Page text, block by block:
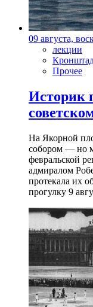
09 августа,
лекции
Прочее
Историк
На Якорной
собором — но
февральской
адмиралом
протекала их
прогулку 9